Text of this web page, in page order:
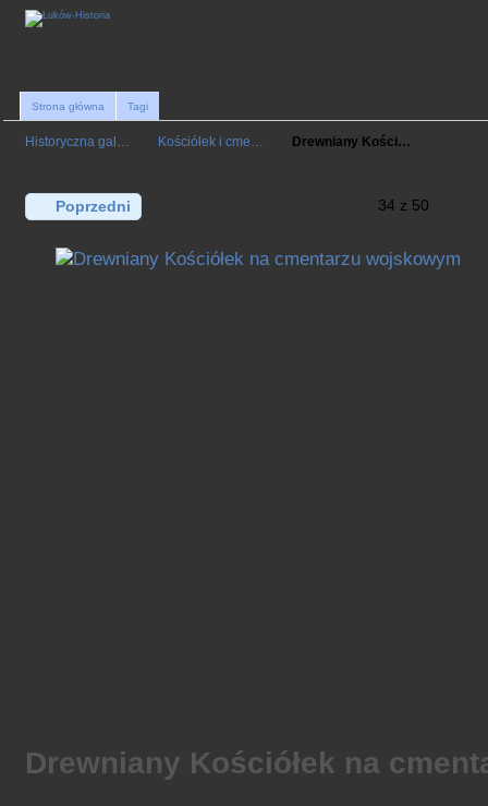
Strona główna Tagi
Historyczna gal… Kościółek i cme… Drewniany Kości…
Poprzedni 34 z 50
Drewniany Kościółek na